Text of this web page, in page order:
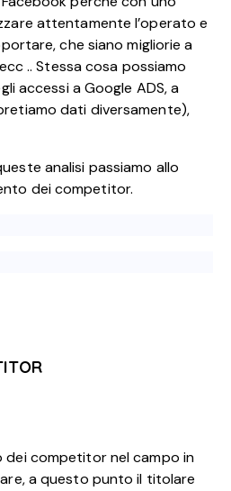
attentamente l’operato e
che siano migliorie a
.. Stessa cosa possiamo
accessi a Google ADS, a
dati diversamente),
analisi passiamo allo
dei competitor.
dei competitor nel campo in
a questo punto il titolare